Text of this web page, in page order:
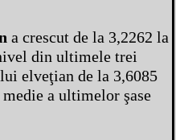
a crescut de la 3,2262 la
din ultimele trei
elveţian de la 3,6085
a ultimelor şase